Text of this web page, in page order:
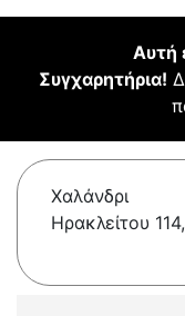
Αυτή
Συγχαρητήρια!
Χαλάνδρι
Ηρακλείτου